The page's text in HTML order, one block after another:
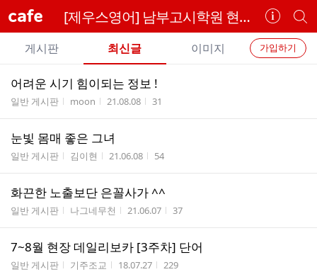
cafe [제우스영어] 남부고시학원 현장 수강생 전용 카페
카
페
정
보
개
별
카
페
카
페
메
뉴
가입하기
게시판 최신글 이미지
전
체
글
리
어려운 시기 힘이되는 정보 !
게시판명
일반 게시판 작성자
moon 작성시간
21.08.08 조회수
31
눈빛 몸매 좋은 그녀
게시판명
일반 게시판 작성자
김이현 작성시간
21.06.08 조회수
54
화끈한 노출보단 은꼴사가 ^^
게시판명
일반 게시판 작성자
나그네무천 작성시간
21.06.07 조회수
37
7~8월 현장 데일리보카 [3주차] 단어
게시판명
일반 게시판 작성자
기주조교 작성시간
18.07.27 조회수
229